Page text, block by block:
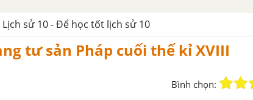
sử 10 - Để học tốt lịch sử 10
tư sản Pháp cuối thế kỉ XVIII
Bình chọn: